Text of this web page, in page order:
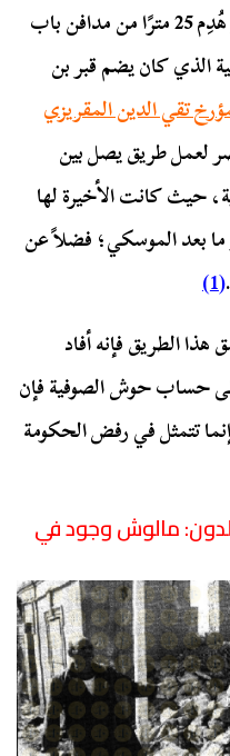
في مايو عام 2001م وبلا سابق إنذار هُدِم 25 مترًا من مدافن باب
الذي كان يضم قبر بن
تقي الدين المقريزي
لعمل طريق يصل بين
حيث كانت الأخيرة لها
ما بعد الموسكي؛ فضلاً عن
(1)
على شق هذا الطريق فإنه أفاد
حساب حوش الصوفية فإن
تتمثل في رفض الحكومة
مالوش وجود في